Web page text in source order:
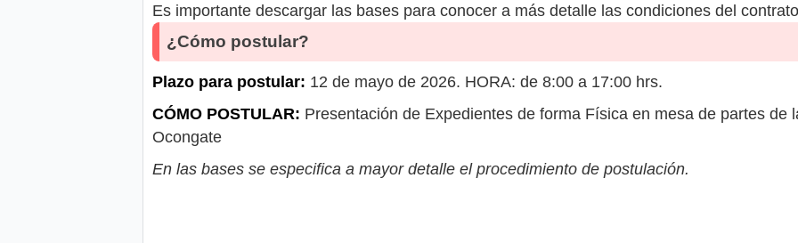
Es importante descargar las bases para conocer a más detalle las condiciones del
¿Cómo postular?
Plazo para postular: 12 de mayo de 2026. HORA: de 8:00 a 17:00 hrs.
CÓMO POSTULAR: Presentación de Expedientes de forma Física en mesa de partes de
Ocongate
En las bases se especifica a mayor detalle el procedimiento de postulación.